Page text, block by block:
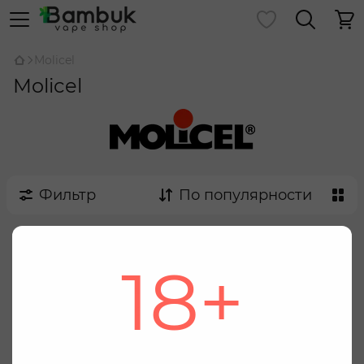
Мы заботимся о вашей конфиденциальности
Используя этот веб-сайт Вы соглашаетесь с
использованием файлов cookie, для маркетинга,
18+
Molicel
Molicel
Фильтр По популярности